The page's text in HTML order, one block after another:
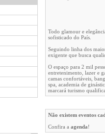
Todo glamour e
sofisticado do País.
Seguindo linha dos
exigente que busca
O espaço para 2 mil
entretenimento, lazer e
camas confortáveis,
spa, academia de
marcará turismo
Não existem eventos
Confira a agenda!